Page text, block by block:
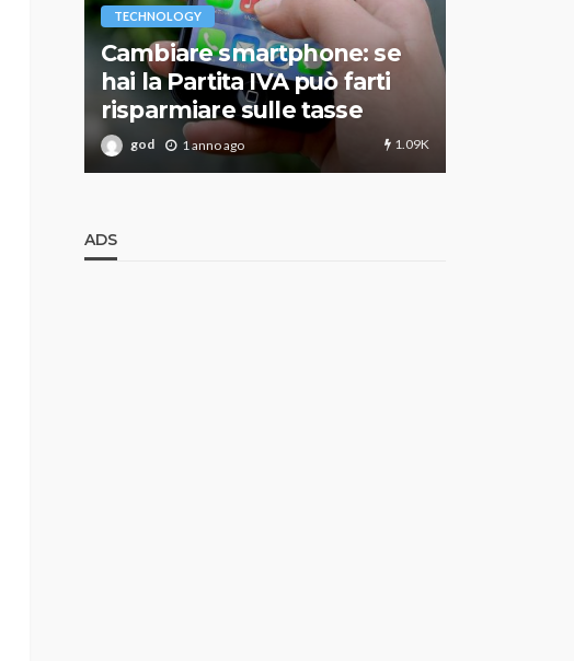
TECHNOLOGY
Cambiare smartphone: se
hai la Partita IVA può farti
risparmiare sulle tasse
god 1 anno ago 1.09K
ADS